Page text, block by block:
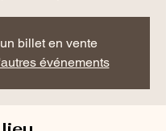
billet en vente
événements